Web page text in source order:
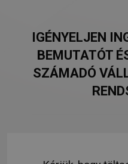
IGÉNYELJEN
BEMUTATÓT
SZÁMADÓ